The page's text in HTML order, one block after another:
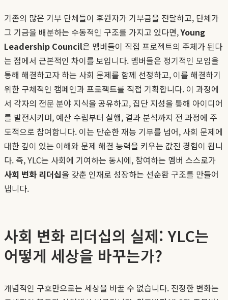
기존의 많은 기부 단체들이 후원자가 기부금을 전달하고, 단체가
그 기금을 배분하는 수동적인 구조를 가지고 있다면,Young
Leadership Council은 멤버들이 직접 프로젝트의 주체가 된다
는 점에서 근본적인 차이를 보입니다. 멤버들은 정기적인 모임을
통해 해결하고자 하는 사회 문제를 함께 선정하고, 이를 해결하기
위한 구체적인 캠페인과 프로젝트를 직접 기획합니다. 이 과정에
서 각자의 전문 분야 지식을 공유하고, 집단 지성을 통해 아이디어
를 발전시키며, 예산 수립부터 실행, 결과 분석까지 전 과정에 주
도적으로 참여합니다. 이는 단순한 재능 기부를 넘어, 사회 문제에
대한 깊이 있는 이해와 문제 해결 능력을 키우는 값진 경험이 됩니
다. 즉, YLC는 사회에 기여하는 동시에, 참여하는 멤버 스스로가
사회 변화 리더십을 갖춘 인재로 성장하는 선순환 구조를 만들어
냅니다.
사회 변화 리더십의 실제: YLC는
어떻게 세상을 바꾸는가?
개념적인 구호만으로는 세상을 바꿀 수 없습니다. 진정한 변화는